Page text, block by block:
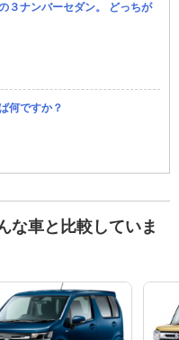
３ナンバーセダン。 どっちが
・・・・ 最近は３ナンバーセ
が。 ...
何ですか？
な車と比較していま